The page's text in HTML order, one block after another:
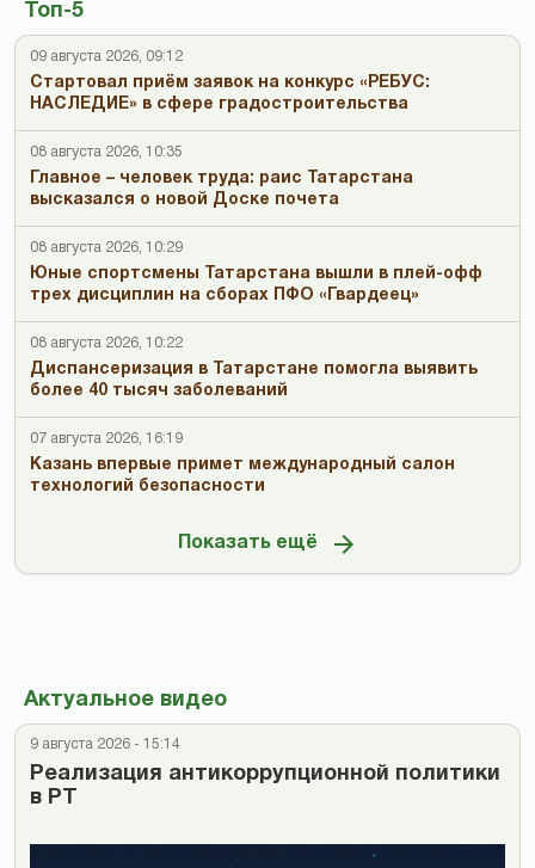
Топ-5
09 августа 2026, 09:12
Стартовал приём заявок на конкурс «РЕБУС:
НАСЛЕДИЕ» в сфере градостроительства
08 августа 2026, 10:35
Главное – человек труда: раис Татарстана
высказался о новой Доске почета
08 августа 2026, 10:29
Юные спортсмены Татарстана вышли в плей-офф
трех дисциплин на сборах ПФО «Гвардеец»
08 августа 2026, 10:22
Диспансеризация в Татарстане помогла выявить
более 40 тысяч заболеваний
07 августа 2026, 16:19
Казань впервые примет международный салон
технологий безопасности
Показать ещё
Актуальное видео
9 августа 2026 - 15:14
Реализация антикоррупционной политики
в РТ